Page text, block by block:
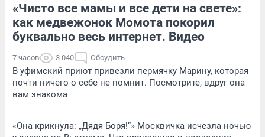
«Чисто все мамы и все дети на свете»:
как медвежонок Момота покорил
буквально весь интернет. Видео
7 часов 3 040 Обсудить
В уфимский приют привезли пермячку Марину, которая
почти ничего о себе не помнит. Посмотрите, вдруг она
вам знакома
«Она крикнула: „Дядя Боря!“» Москвичка исчезла ночью